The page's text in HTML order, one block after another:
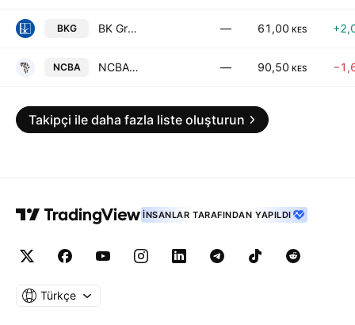
BKG BK Group Plc — 61,00 KES
NCBA NCBA Group PLC — 90,50 KES
Takipçi ile daha fazla liste oluşturun
İNSANLAR TARAFINDAN YAPILDI
Türkçe